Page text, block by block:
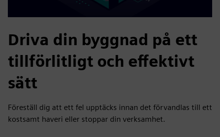
Driva din byggnad på ett
tillförlitligt och effektivt
sätt
Föreställ dig att ett fel upptäcks innan det förvandlas till ett
kostsamt haveri eller stoppar din verksamhet.